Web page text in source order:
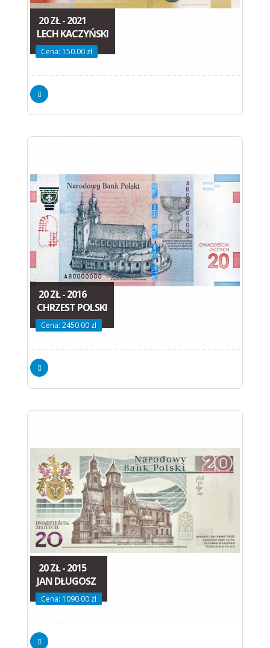
20 ZŁ - 2021
LECH KACZYŃSKI
Cena: 150.00 zł
20 ZŁ - 2016
CHRZEST POLSKI
Cena: 2450.00 zł
20 ZŁ - 2015
JAN DŁUGOSZ
Cena: 1090.00 zł